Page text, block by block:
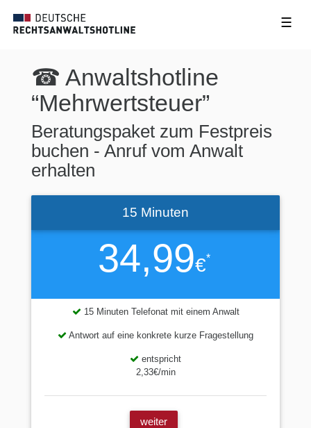
☰
☎ Anwaltshotline
“Mehrwertsteuer”
Beratungspaket zum Festpreis
buchen - Anruf vom Anwalt
erhalten
34,99€*
15 Minuten
15 Minuten Telefonat mit einem Anwalt
Antwort auf eine konkrete kurze Fragestellung
entspricht
2,33€/min
weiter